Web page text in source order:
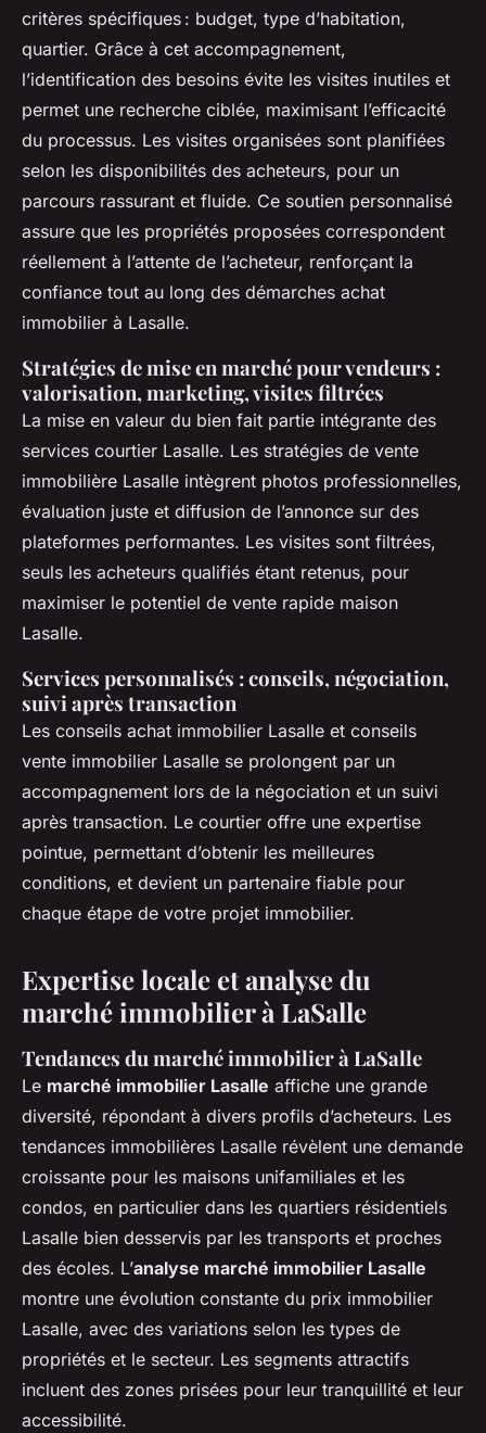
critères spécifiques : budget, type d’habitation,
quartier. Grâce à cet accompagnement,
l’identification des besoins évite les visites inutiles et
permet une recherche ciblée, maximisant l’efficacité
du processus. Les visites organisées sont planifiées
selon les disponibilités des acheteurs, pour un
parcours rassurant et fluide. Ce soutien personnalisé
assure que les propriétés proposées correspondent
réellement à l’attente de l’acheteur, renforçant la
confiance tout au long des démarches achat
immobilier à Lasalle.
Stratégies de mise en marché pour vendeurs :
valorisation, marketing, visites filtrées
La mise en valeur du bien fait partie intégrante des
services courtier Lasalle. Les stratégies de vente
immobilière Lasalle intègrent photos professionnelles,
évaluation juste et diffusion de l’annonce sur des
plateformes performantes. Les visites sont filtrées,
seuls les acheteurs qualifiés étant retenus, pour
maximiser le potentiel de vente rapide maison
Lasalle.
Services personnalisés : conseils, négociation,
suivi après transaction
Les conseils achat immobilier Lasalle et conseils
vente immobilier Lasalle se prolongent par un
accompagnement lors de la négociation et un suivi
après transaction. Le courtier offre une expertise
pointue, permettant d’obtenir les meilleures
conditions, et devient un partenaire fiable pour
chaque étape de votre projet immobilier.
Expertise locale et analyse du
marché immobilier à LaSalle
Tendances du marché immobilier à LaSalle
Le marché immobilier Lasalle affiche une grande
diversité, répondant à divers profils d’acheteurs. Les
tendances immobilières Lasalle révèlent une demande
croissante pour les maisons unifamiliales et les
condos, en particulier dans les quartiers résidentiels
Lasalle bien desservis par les transports et proches
des écoles. L’analyse marché immobilier Lasalle
montre une évolution constante du prix immobilier
Lasalle, avec des variations selon les types de
propriétés et le secteur. Les segments attractifs
incluent des zones prisées pour leur tranquillité et leur
accessibilité.